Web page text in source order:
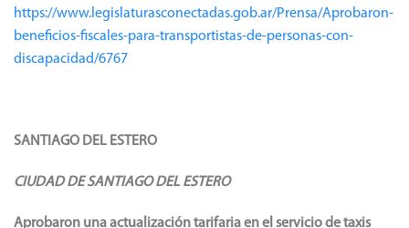
https://www.legislaturasconectadas.gob.ar/Prensa/Aprobaron-
beneficios-fiscales-para-transportistas-de-personas-con-
discapacidad/6767
SANTIAGO DEL ESTERO
CIUDAD DE SANTIAGO DEL ESTERO
Aprobaron una actualización tarifaria en el servicio de taxis